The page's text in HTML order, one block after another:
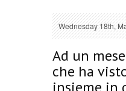
Wednesday 18th,
Ad un
che ha
insieme in